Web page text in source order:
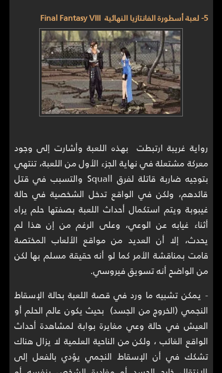
5- لعبة أسطورة الفانتازيا النهائية Final Fantasy VIII
رواية غريبة ارتبطت بهذه اللعبة وأشارت إلى وجود
معركة مشتعلة في نهاية الجزء الأول من اللعبة، تنتهي
بتوجيه ضاربة قاتلة لفرق Squall والتسبب في قتل
قائدهم، ولكن في الواقع تدخل الشخصية في حالة
غيبوبة ويتم استكمال أحداث اللعبة بصفتها حلم يراه
أثناء غيابه عن الوعي، وعلى الرغم من إن هذا لم
يحدث، إلا أن العديد من مواقع الألعاب المختصة
قامت بمناقشة الأمر كما لو أنه حقيقة مسلم بها لكن
من الواضح أنه تسويق فيروسي.
- يمكن تشبيه ما ورد في قصة اللعبة بحالة الإسقاط
النجمي (الخروج من الجسد) بحيث يكون عالم الحلم أو
العيش في حالة وعي مغايرة بوابة لمشاهدة أحداث
الواقع الغائب ، ولكن من الناحية العلمية لا يزال هناك
تشكك في أن الإسقاط النجمي يؤدي بالفعل إلى